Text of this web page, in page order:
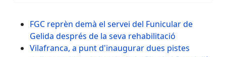
FGC reprèn demà el servei del Funicular de
Gelida després de la seva rehabilitació
Vilafranca, a punt d'inaugurar dues pistes